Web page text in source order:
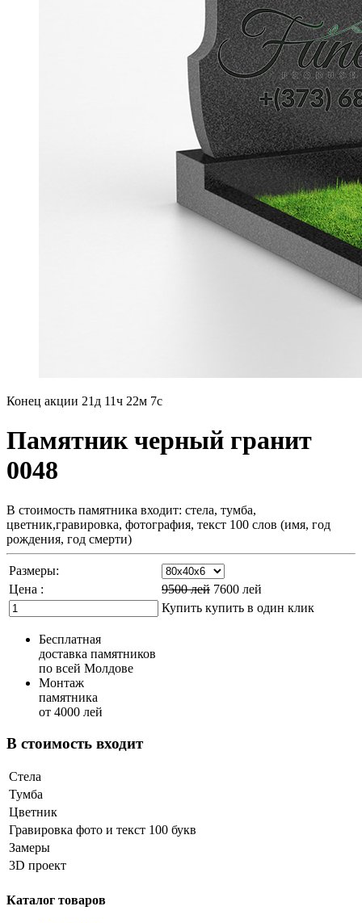
Конец акции 21д 11ч 22м 6с
Памятник черный гранит
0048
В стоимость памятника входит: стела, тумба,
цветник,гравировка, фотография, текст 100 слов (имя, год
рождения, год смерти)
Размеры:
Цена :
9500лей 7600 лей
Купить купить в один клик
Бесплатная
доставка памятников
по всей Молдове
Монтаж
памятника
от 4000 лей
В стоимость входит
Стела
Тумба
Цветник
Гравировка фото и текст 100 букв
Замеры
3D проект
Каталог товаров